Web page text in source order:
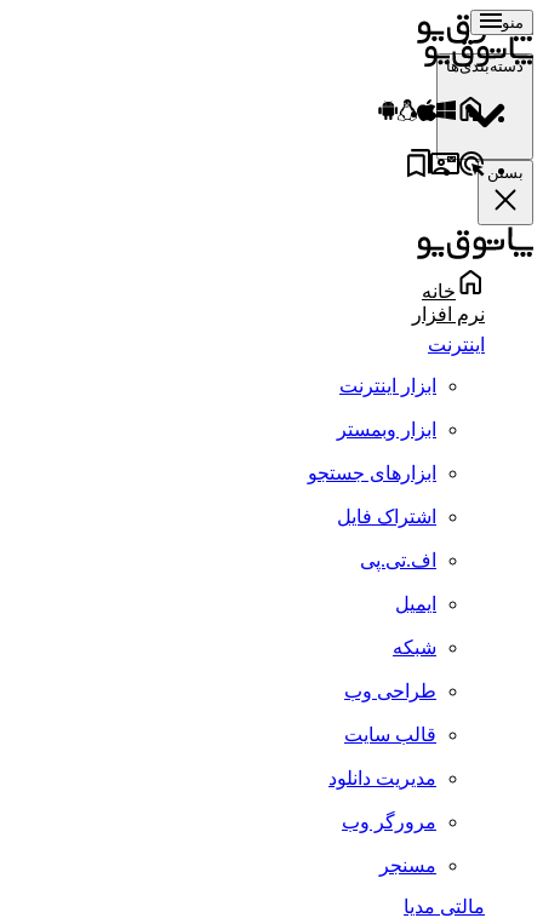
منو
دسته‌بندی‌ها
بستن
خانه
نرم افزار
اینترنت
ابزار اینترنت
ابزار وبمستر
ابزارهای جستجو
اشتراک فایل
اف.تی.پی
ایمیل
شبکه
طراحی وب
قالب سایت
مدیریت دانلود
مرورگر وب
مسنجر
مالتی مدیا